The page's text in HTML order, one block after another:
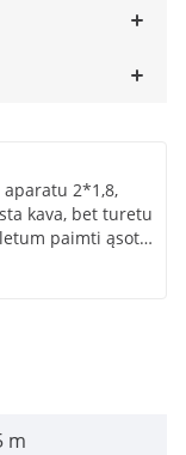
aparatu 2*1,8,
kava, bet turetu
paimti ąsotį,
m